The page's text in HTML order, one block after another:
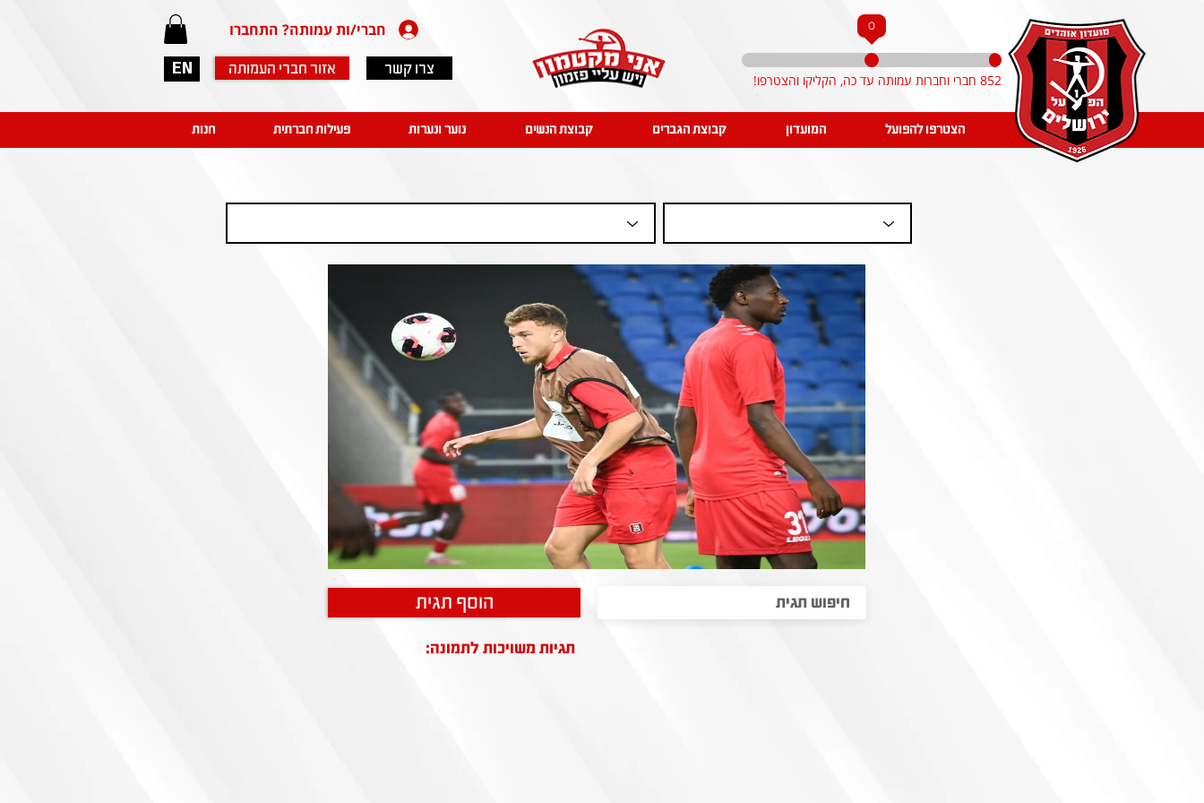
EN
חברי/ות עמותה? התחברו
אזור חברי העמותה צרו קשר
0
852 חברי וחברות עמותה עד כה, הקליקו והצטרפו!
הצטרפו להפועל המועדון קבוצת הגברים קבוצת הנשים נוער ונערות פעילות חברתית חנות
הוסף תגית
תגיות משויכות לתמונה: